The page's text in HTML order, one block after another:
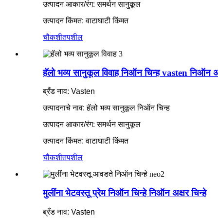
उत्पादन आकार/रंग: समर्थन सानुकूल
उत्पादन किंमत: वाटाघाटी किंमत
चौकशीतपशील
हॅलो भव्य सानुकूल विवाह निऑन चिन्ह vasten निऑन
ब्रँड नाव: Vasten
उत्पादनाचे नाव: हॅलो भव्य सानुकूल निऑन चिन्ह
उत्पादन आकार/रंग: समर्थन सानुकूल
उत्पादन किंमत: वाटाघाटी किंमत
चौकशीतपशील
मुलींना भेटवस्तू प्रेम निऑन चिन्हे निऑन अक्षर चिन्हे
ब्रँड नाव: Vasten